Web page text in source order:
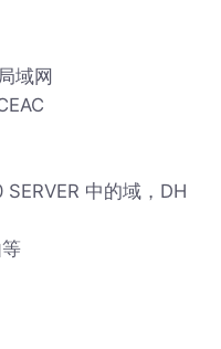
域网
中的域，DH